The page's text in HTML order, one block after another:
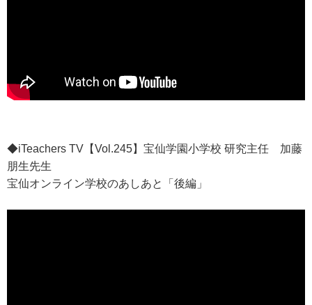
◆iTeachers TV【Vol.245】宝仙学園小学校 研究主任 加藤
朋生先生
宝仙オンライン学校のあしあと「後編」